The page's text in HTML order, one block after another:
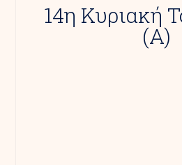
14η Κυριακή
(Α)